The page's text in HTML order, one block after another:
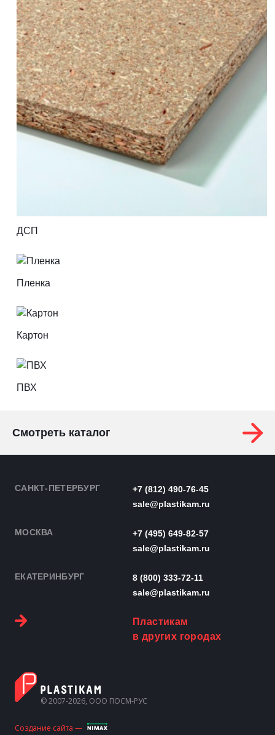
ДСП
Пленка
Картон
ПВХ
Смотреть каталог
САНКТ-ПЕТЕРБУРГ
+7 (812) 490-76-45
sale@plastikam.ru
МОСКВА
+7 (495) 649-82-57
sale@plastikam.ru
ЕКАТЕРИНБУРГ
8 (800) 333-72-11
sale@plastikam.ru
Пластикам
в других городах
© 2007-2026, ООО ПОСМ-РУС
Создание сайта —